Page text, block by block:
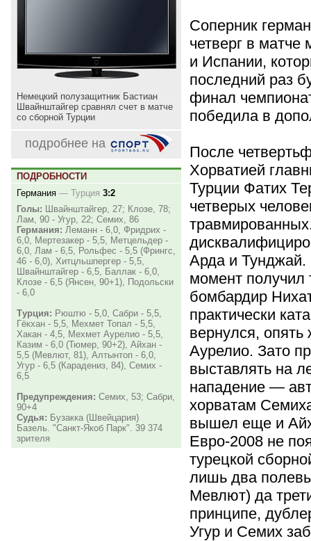
Немецкий полузащитник Бастиан
Швайнштайгер сравнял счет в матче
со сборной Турции
подробнее на
ПОДРОБНОСТИ
Германия — Турция 3:2
Голы: Швайнштайгер, 27; Клозе, 78;
Лам, 90 - Угур, 22; Семих, 86
Германия: Леманн - 6,0, Фридрих -
6,0, Мертезакер - 5,5, Метцельдер -
6,0, Лам - 6,5, Рольфес - 5,5 (Фрингс,
46 - 6,0), Хитцльшпергер - 5,5,
Швайнштайгер - 6,5, Баллак - 6,0,
Клозе - 6,5 (Янсен, 90+1), Подольски
- 6,0
Турция: Рюштю - 5,0, Сабри - 5,5,
Гёкхан - 5,5, Мехмет Топал - 5,5,
Хакан - 4,5, Мехмет Аурелио - 5,5,
Казим - 6,0 (Тюмер, 90+2), Айхан -
5,5 (Мевлют, 81), Алтынтоп - 6,0,
Угур - 6,5 (Карадениз, 84), Семих -
6,5
Предупреждения: Семих, 53; Сабри,
90+4
Судья: Бузакка (Швейцария)
Базель. "Санкт-Якоб Парк". 39 374
зрителя
Соперник
четверг в
и Испании,
последний раз
финал
победила в
После
Хорватией
Турции Фатих
четверых
Арда и Тунджай.
момент получил
бомбардир
практически
вернулся,
Аурелио. Зато
выставлять на
нападение —
хорватам
вышел еще и
Евро-2008 не
турецкой
лишь два
Мевлют) да
принципе,
Угур и Семих